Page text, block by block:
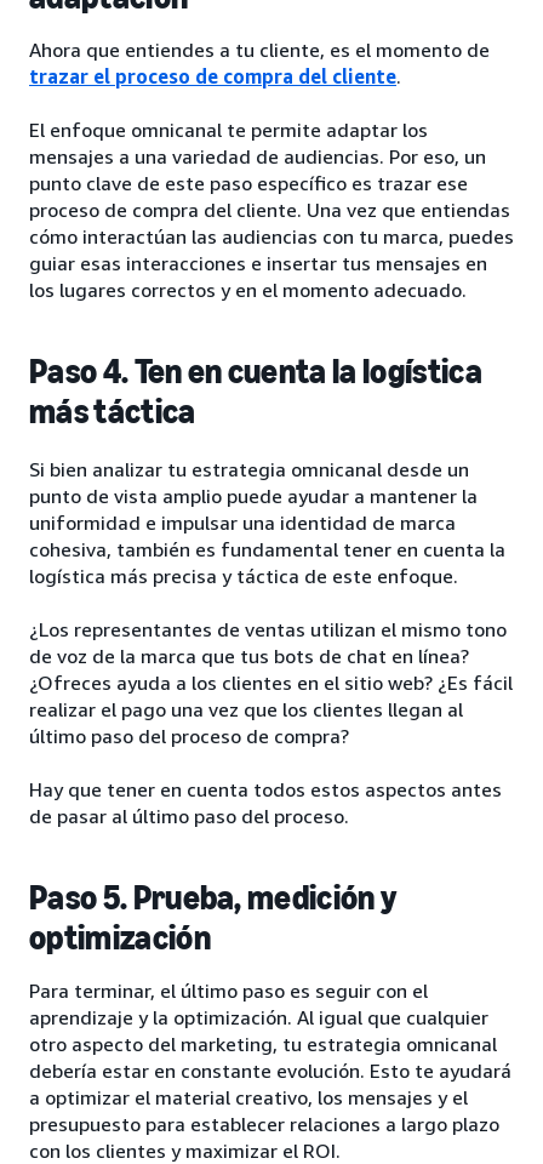
Ahora que entiendes a tu cliente, es el momento de
trazar el proceso de compra del cliente.
El enfoque omnicanal te permite adaptar los
mensajes a una variedad de audiencias. Por eso, un
punto clave de este paso específico es trazar ese
proceso de compra del cliente. Una vez que entiendas
cómo interactúan las audiencias con tu marca, puedes
guiar esas interacciones e insertar tus mensajes en
los lugares correctos y en el momento adecuado.
Paso 4. Ten en cuenta la logística
más táctica
Si bien analizar tu estrategia omnicanal desde un
punto de vista amplio puede ayudar a mantener la
uniformidad e impulsar una identidad de marca
cohesiva, también es fundamental tener en cuenta la
logística más precisa y táctica de este enfoque.
¿Los representantes de ventas utilizan el mismo tono
de voz de la marca que tus bots de chat en línea?
¿Ofreces ayuda a los clientes en el sitio web? ¿Es fácil
realizar el pago una vez que los clientes llegan al
último paso del proceso de compra?
Hay que tener en cuenta todos estos aspectos antes
de pasar al último paso del proceso.
Paso 5. Prueba, medición y
optimización
Para terminar, el último paso es seguir con el
aprendizaje y la optimización. Al igual que cualquier
otro aspecto del marketing, tu estrategia omnicanal
debería estar en constante evolución. Esto te ayudará
a optimizar el material creativo, los mensajes y el
presupuesto para establecer relaciones a largo plazo
con los clientes y maximizar el ROI.